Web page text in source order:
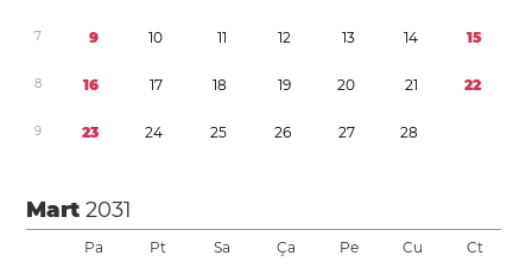
7 9 10 11 12 13 14 15
8 16 17 18 19 20 21 22
9 23 24 25 26 27 28
Mart2031
Pa Pt Sa Ça Pe Cu Ct